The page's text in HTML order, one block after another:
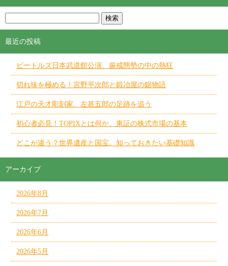
最近の投稿
ビートルズ日本武道館公演、厳戒態勢の中の熱狂
切れ味を極める！宮野平次郎と鍛冶屋の鋸物語
江戸の天才彫刻家、左甚五郎の足跡を追う
初心者必見！TOPIXとは何か、東証の株式市場の基本
どこが違う？世界遺産と国宝、知っておきたい基礎知識
アーカイブ
2026年8月
2026年7月
2026年6月
2026年5月